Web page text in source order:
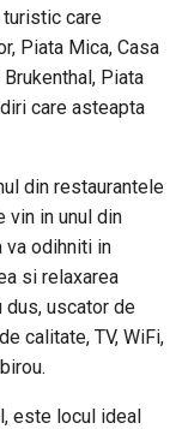
care
Piata Mica, Casa
Piata
care asteapta
din restaurantele
vin in unul din
va odihniti in
si relaxarea
uscator de
calitate, TV, WiFi,
este locul ideal